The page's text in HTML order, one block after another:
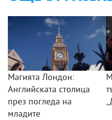
Магията Лондон:
Английската столица
през погледа на
младите